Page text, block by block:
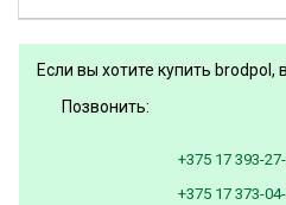
по роликам в
Если вы хотите купить brodpol,
Позвонить:
+375 17 393-
+375 17 373-